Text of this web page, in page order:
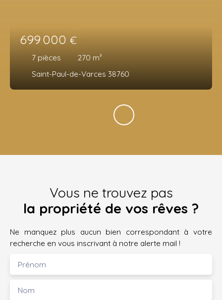
699 000 €
7 pièces 270 m²
Saint-Paul-de-Varces 38760
Vous ne trouvez pas
la propriété de vos rêves ?
Ne manquez plus aucun bien correspondant à votre
recherche en vous inscrivant à notre alerte mail !
Prénom
Nom